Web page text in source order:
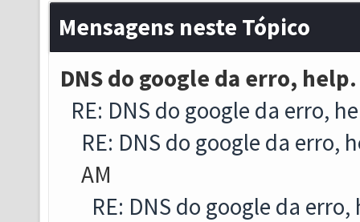
Mensagens neste Tópico
DNS do google da erro, help.
RE: DNS do google da erro,
RE: DNS do google da erro,
AM
RE: DNS do google da erro,